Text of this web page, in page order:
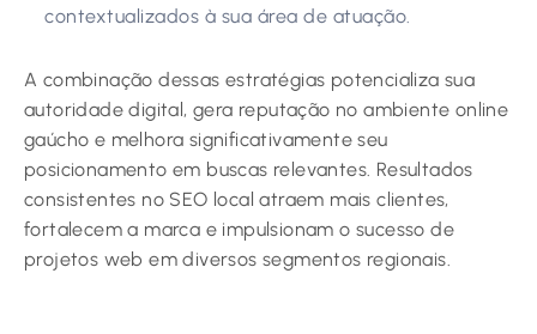
contextualizados à sua área de atuação.
A combinação dessas estratégias potencializa sua
autoridade digital, gera reputação no ambiente online
gaúcho e melhora significativamente seu
posicionamento em buscas relevantes. Resultados
consistentes no SEO local atraem mais clientes,
fortalecem a marca e impulsionam o sucesso de
projetos web em diversos segmentos regionais.